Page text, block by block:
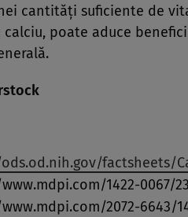
cantități suficiente de
calciu, poate aduce
factsheets/
1422-0067/
2072-6643/